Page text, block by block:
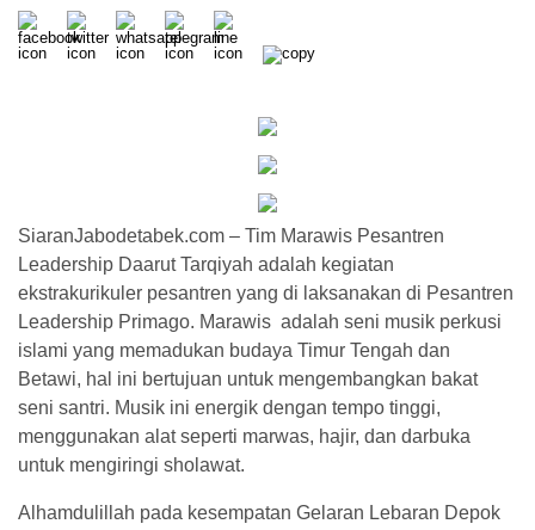
SiaranJabodetabek.com – Tim Marawis Pesantren
Leadership Daarut Tarqiyah adalah kegiatan
ekstrakurikuler pesantren yang di laksanakan di Pesantren
Leadership Primago. Marawis adalah seni musik perkusi
islami yang memadukan budaya Timur Tengah dan
Betawi, hal ini bertujuan untuk mengembangkan bakat
seni santri. Musik ini energik dengan tempo tinggi,
menggunakan alat seperti marwas, hajir, dan darbuka
untuk mengiringi sholawat.
Alhamdulillah pada kesempatan Gelaran Lebaran Depok